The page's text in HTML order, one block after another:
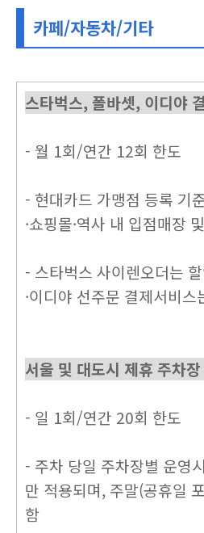
카페/자동차/기타
스타벅스, 폴바셋, 이디야
- 월 1회/연간 12회 한도
- 현대카드 가맹점 등록 기
·쇼핑몰·역사 내 입점매장
- 스타벅스 사이렌오더는
·이디야 선주문 결제서비
서울 및 대도시 제휴 주차
- 일 1회/연간 20회 한도
- 주차 당일 주차장별 운영
만 적용되며, 주말(공휴일
함